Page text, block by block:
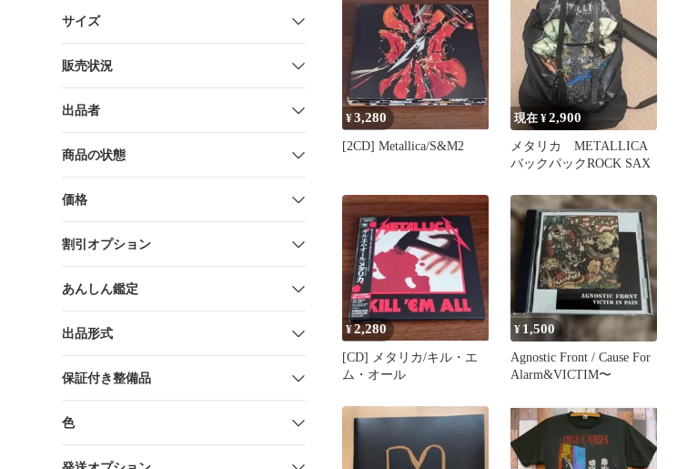
サイズ
販売状況
出品者
商品の状態
価格
割引オプション
あんしん鑑定
出品形式
保証付き整備品
色
¥3,280
[2CD] Metallica/S&M2
現在 ¥2,900
メタリカ METALLICA
バックパックROCK SAX
¥2,280
[CD] メタリカ/キル・エ
ム・オール
¥ 1,500
Agnostic Front / Cause For
Alarm&VICTIM〜